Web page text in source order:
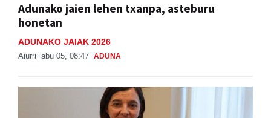
Adunako jaien lehen txanpa, asteburu
honetan
ADUNAKO JAIAK 2026
Aiurri abu 05, 08:47 ADUNA